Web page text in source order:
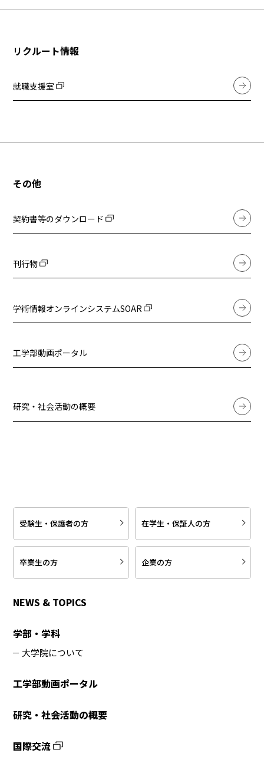
リクルート情報
就職支援室
その他
契約書等のダウンロード
刊行物
学術情報オンラインシステムSOAR
工学部動画ポータル
研究・社会活動の概要
受験生・保護者の方 在学生・保証人の方
卒業生の方 企業の方
NEWS & TOPICS
学部・学科
大学院について
工学部動画ポータル
研究・社会活動の概要
国際交流